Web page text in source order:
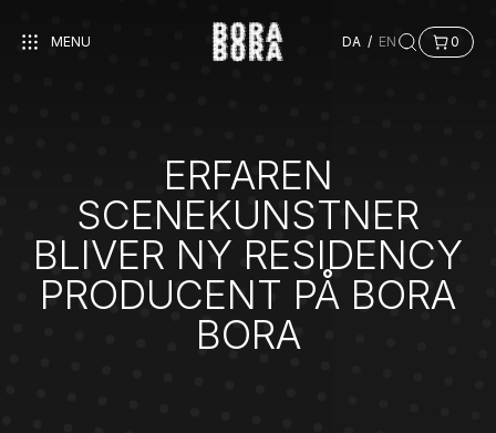
MENU DA / EN 0
ERFAREN
SCENEKUNSTNER
BLIVER NY RESIDENCY
PRODUCENT PÅ BORA
BORA